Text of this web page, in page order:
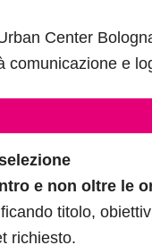
Center
comunicazione e
e non oltre le
titolo,
richiesto.